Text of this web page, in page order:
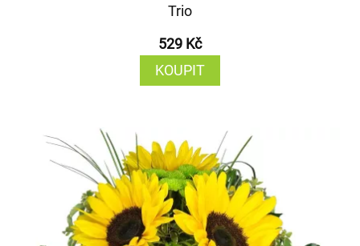
Trio
529 Kč
KOUPIT